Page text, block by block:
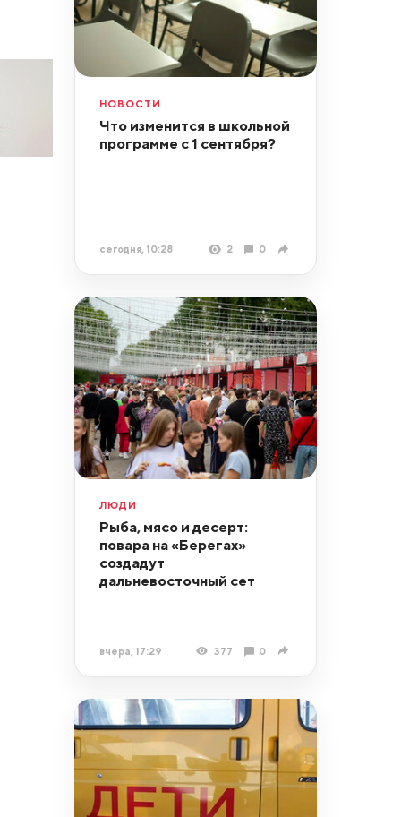
НОВОСТИ
Что изменится в школьной
программе с 1 сентября?
сегодня, 10:28 2 0
ЛЮДИ
Рыба, мясо и десерт:
повара на «Берегах»
создадут
дальневосточный сет
вчера, 17:29 377 0